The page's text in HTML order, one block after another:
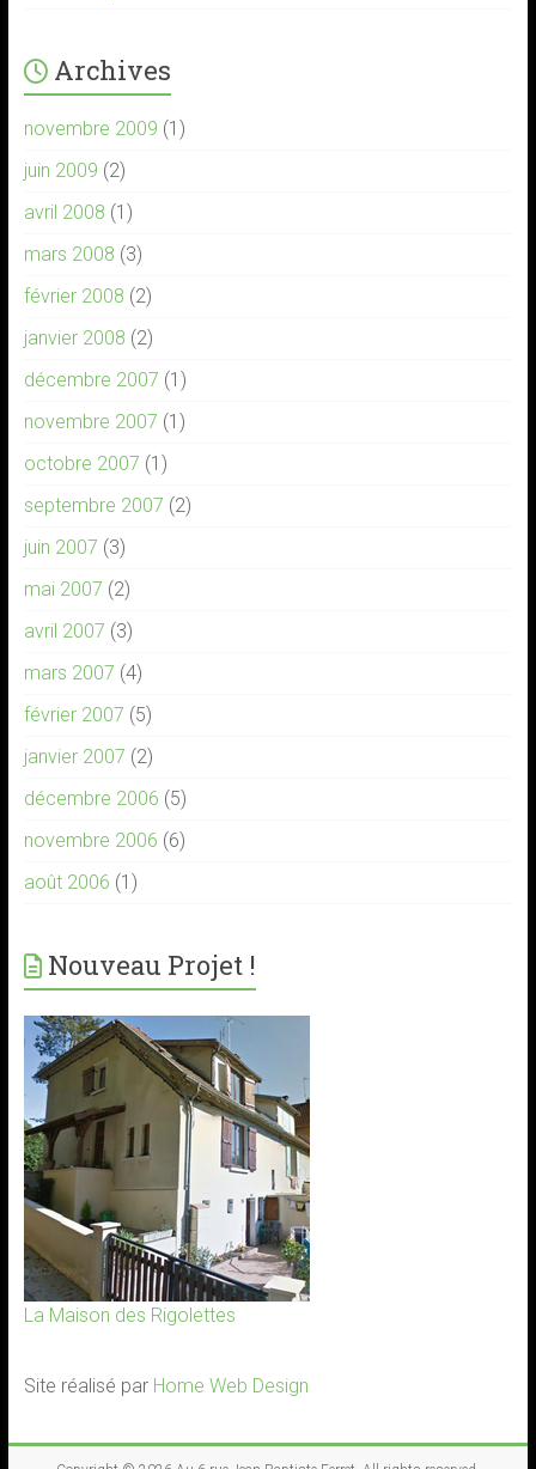
Archives
novembre 2009 (1)
juin 2009 (2)
avril 2008 (1)
mars 2008 (3)
février 2008 (2)
janvier 2008 (2)
décembre 2007 (1)
novembre 2007 (1)
octobre 2007 (1)
septembre 2007 (2)
juin 2007 (3)
mai 2007 (2)
avril 2007 (3)
mars 2007 (4)
février 2007 (5)
janvier 2007 (2)
décembre 2006 (5)
novembre 2006 (6)
août 2006 (1)
Nouveau Projet !
La Maison des Rigolettes
Site réalisé par Home Web Design